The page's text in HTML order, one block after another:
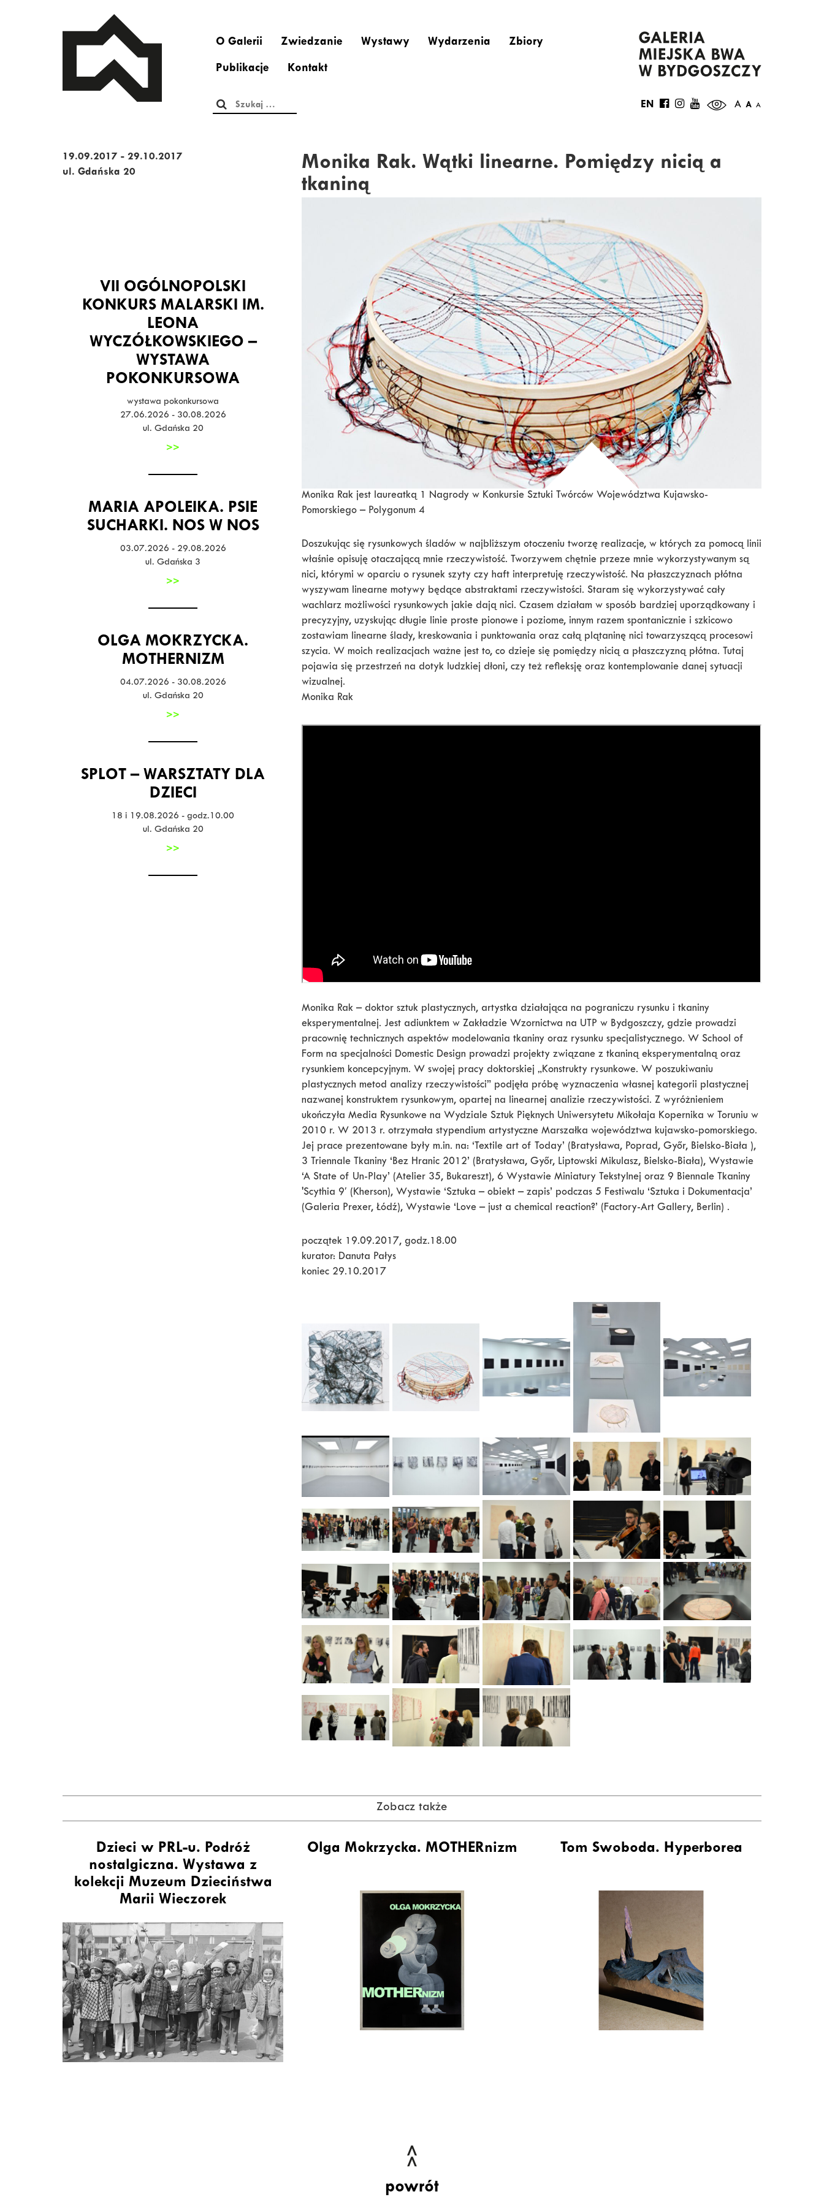
O Galerii Zwiedzanie Wystawy Wydarzenia Zbiory
Publikacje Kontakt
Szukaj: A A A
EN
19.09.2017 - 29.10.2017
ul. Gdańska 20
VII OGÓLNOPOLSKI
KONKURS MALARSKI IM.
LEONA
WYCZÓŁKOWSKIEGO –
WYSTAWA
POKONKURSOWA
wystawa pokonkursowa
27.06.2026 - 30.08.2026
ul. Gdańska 20
>>
MARIA APOLEIKA. PSIE
SUCHARKI. NOS W NOS
03.07.2026 - 29.08.2026
ul. Gdańska 3
>>
OLGA MOKRZYCKA.
MOTHERNIZM
04.07.2026 - 30.08.2026
ul. Gdańska 20
>>
SPLOT – WARSZTATY DLA
DZIECI
18 i 19.08.2026 - godz.10.00
ul. Gdańska 20
>>
Monika Rak. Wątki linearne. Pomiędzy nicią a
tkaniną
Monika Rak jest laureatką 1 Nagrody w Konkursie Sztuki Twórców Województwa Kujawsko-
Pomorskiego – Polygonum 4
Doszukując się rysunkowych śladów w najbliższym otoczeniu tworzę realizacje, w których za pomocą linii
właśnie opisuję otaczającą mnie rzeczywistość. Tworzywem chętnie przeze mnie wykorzystywanym są
nici, którymi w oparciu o rysunek szyty czy haft interpretuję rzeczywistość. Na płaszczyznach płótna
wyszywam linearne motywy będące abstraktami rzeczywistości. Staram się wykorzystywać cały
wachlarz możliwości rysunkowych jakie dają nici. Czasem działam w sposób bardziej uporządkowany i
precyzyjny, uzyskując długie linie proste pionowe i poziome, innym razem spontanicznie i szkicowo
zostawiam linearne ślady, kreskowania i punktowania oraz całą plątaninę nici towarzyszącą procesowi
szycia. W moich realizacjach ważne jest to, co dzieje się pomiędzy nicią a płaszczyzną płótna. Tutaj
pojawia się przestrzeń na dotyk ludzkiej dłoni, czy też refleksję oraz kontemplowanie danej sytuacji
wizualnej.
Monika Rak
Monika Rak – doktor sztuk plastycznych, artystka działająca na pograniczu rysunku i tkaniny
eksperymentalnej. Jest adiunktem w Zakładzie Wzornictwa na UTP w Bydgoszczy, gdzie prowadzi
pracownię technicznych aspektów modelowania tkaniny oraz rysunku specjalistycznego. W School of
Form na specjalności Domestic Design prowadzi projekty związane z tkaniną eksperymentalną oraz
rysunkiem koncepcyjnym. W swojej pracy doktorskiej „Konstrukty rysunkowe. W poszukiwaniu
plastycznych metod analizy rzeczywistości” podjęła próbę wyznaczenia własnej kategorii plastycznej
nazwanej konstruktem rysunkowym, opartej na linearnej analizie rzeczywistości. Z wyróżnieniem
ukończyła Media Rysunkowe na Wydziale Sztuk Pięknych Uniwersytetu Mikołaja Kopernika w Toruniu w
2010 r. W 2013 r. otrzymała stypendium artystyczne Marszałka województwa kujawsko-pomorskiego.
Jej prace prezentowane były m.in. na: ‘Textile art of Today’ (Bratysława, Poprad, Győr, Bielsko-Biała ),
3 Triennale Tkaniny ‘Bez Hranic 2012’ (Bratysława, Győr, Liptowski Mikulasz, Bielsko-Biała), Wystawie
‘A State of Un-Play’ (Atelier 35, Bukareszt), 6 Wystawie Miniatury Tekstylnej oraz 9 Biennale Tkaniny
'Scythia 9′ (Kherson), Wystawie ‘Sztuka – obiekt – zapis’ podczas 5 Festiwalu ‘Sztuka i Dokumentacja’
(Galeria Prexer, Łódź), Wystawie ‘Love – just a chemical reaction?’ (Factory-Art Gallery, Berlin) .
początek 19.09.2017, godz.18.00
kurator: Danuta Pałys
koniec 29.10.2017
Zobacz także
Dzieci w PRL-u. Podróż
nostalgiczna. Wystawa z
kolekcji Muzeum Dzieciństwa
Marii Wieczorek
Olga Mokrzycka. MOTHERnizm Tom Swoboda. Hyperborea
powrót